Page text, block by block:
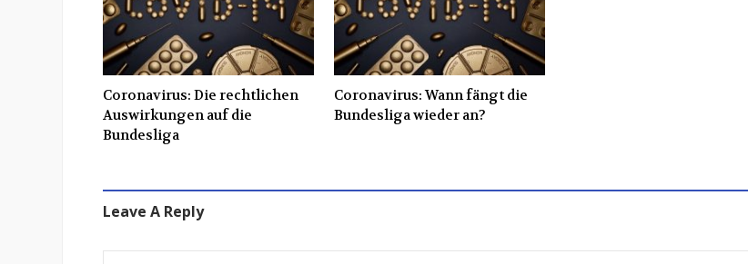
Coronavirus: Die rechtlichen
Auswirkungen auf die
Bundesliga
Coronavirus: Wann fängt die
Bundesliga wieder an?
Leave A Reply